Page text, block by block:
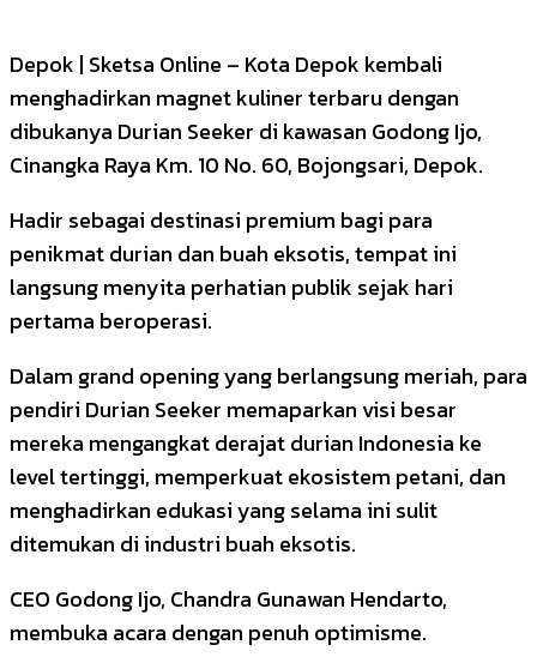
Depok | Sketsa Online – Kota Depok kembali
menghadirkan magnet kuliner terbaru dengan
dibukanya Durian Seeker di kawasan Godong Ijo,
Cinangka Raya Km. 10 No. 60, Bojongsari, Depok.
Hadir sebagai destinasi premium bagi para
penikmat durian dan buah eksotis, tempat ini
langsung menyita perhatian publik sejak hari
pertama beroperasi.
Dalam grand opening yang berlangsung meriah, para
pendiri Durian Seeker memaparkan visi besar
mereka mengangkat derajat durian Indonesia ke
level tertinggi, memperkuat ekosistem petani, dan
menghadirkan edukasi yang selama ini sulit
ditemukan di industri buah eksotis.
CEO Godong Ijo, Chandra Gunawan Hendarto,
membuka acara dengan penuh optimisme.